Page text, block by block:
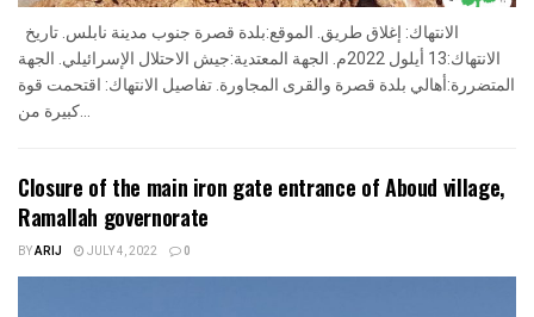
الانتهاك:13 أيلول 2022م. الجهة المعتدية:جيش الاحتلال الإسرائيلي. الجهة
المتضررة:أهالي بلدة قصرة والقرى المجاورة. تفاصيل الانتهاك: اقتحمت قوة
Closure of the main iron gate entrance of Aboud village,
Ramallah governorate
BYARIJ JULY 4, 2022 0